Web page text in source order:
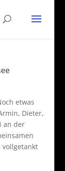
etwas
Dieter,
an der
vollgetankt